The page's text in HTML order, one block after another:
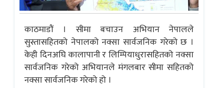
काठमाडौं । सीमा बचाउन अभियान नेपालले
सुस्तासहितको नेपालको नक्सा सार्वजनिक गरेको छ ।
केही दिनअघि कालापानी र लिम्पियाधुरासहितको नक्सा
सार्वजनिक गरेको अभियानले मंगलबार सीमा सहितको
नक्सा सार्वजनिक गरेको हो ।